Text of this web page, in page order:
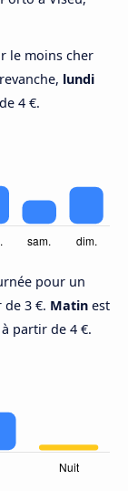
le moins cher
lundi
4 €.
pour un
3 €. Matin est
partir de 4 €.